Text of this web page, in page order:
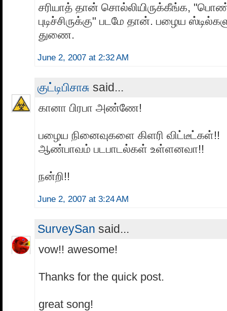
சரியாத் தான் சொல்லியிருக்கீங்க,
புடிச்சிருக்கு" படமே தான். பழைய
துணை.
June 2, 2007 at 2:32 AM
குட்டிபிசாசு said...
கானா பிரபா அண்ணே!
பழைய நினைவுகளை கிளரி விட்டீட்கள்!!
ஆண்பாவம் படபாடல்கள் உள்ளனவா!!
நன்றி!!
June 2, 2007 at 3:24 AM
SurveySan said...
vow!! awesome!
Thanks for the quick post.
great song!